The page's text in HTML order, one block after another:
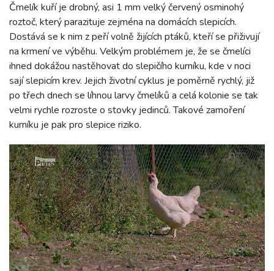
Čmelík kuří je drobný, asi 1 mm velký červený osminohý
roztoč, který parazituje zejména na domácích slepicích.
Dostává se k nim z peří volně žijících ptáků, kteří se přiživují
na krmení ve výběhu. Velkým problémem je, že se čmelíci
ihned dokážou nastěhovat do slepičího kurníku, kde v noci
sají slepicím krev. Jejich životní cyklus je poměrně rychlý, již
po třech dnech se líhnou larvy čmelíků a celá kolonie se tak
velmi rychle rozroste o stovky jedinců. Takové zamoření
kurníku je pak pro slepice riziko.